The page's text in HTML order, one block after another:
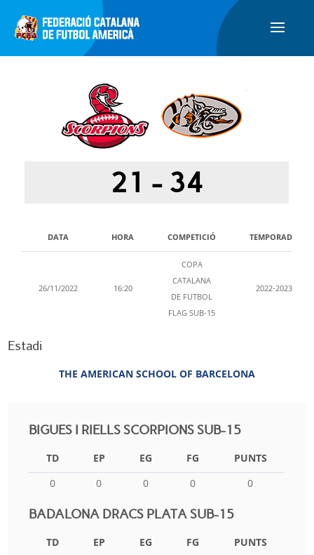
21 - 34
DATA HORA COMPETICIÓ TEMPORADA
26/11/2022 16:20
COPA
CATALANA
DE FUTBOL
FLAG SUB-15
2022-2023
Estadi
THE AMERICAN SCHOOL OF BARCELONA
BIGUES I RIELLS SCORPIONS SUB-15
TD EP EG FG
PUNTS
0
0 0 0 0
BADALONA DRACS PLATA SUB-15
TD EP EG FG
PUNTS